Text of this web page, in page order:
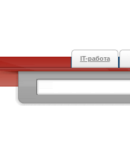
IT-работа